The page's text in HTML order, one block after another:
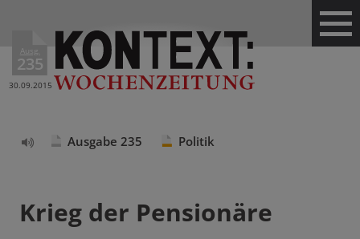
Ausg.
235
30.09.2015
Ausgabe 235 Politik
Krieg der Pensionäre